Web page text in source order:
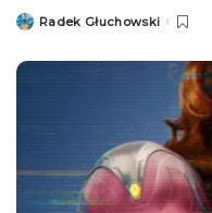
PostedRadek Głuchowski